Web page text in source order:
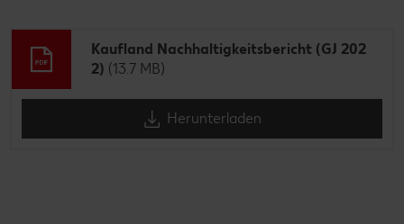
Kaufland Nachhaltigkeitsbericht (GJ 202
2) (13.7 MB)
Herunterladen